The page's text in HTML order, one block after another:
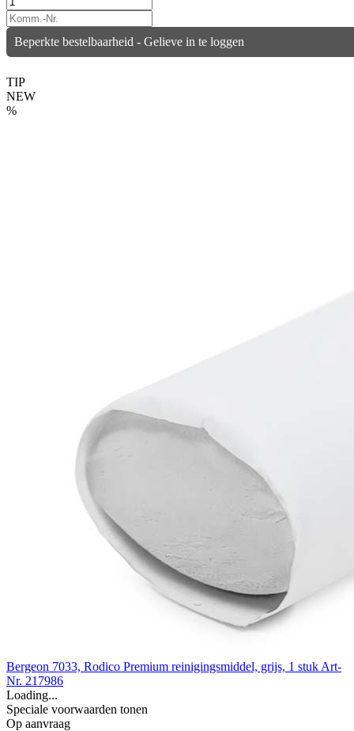
Beperkte bestelbaarheid - Gelieve in te loggen
TIP
NEW
%
Bergeon 7033, Rodico Premium reinigingsmiddel, grijs, 1 stuk Art-
Nr. 217986
Loading...
Speciale voorwaarden tonen
Op aanvraag